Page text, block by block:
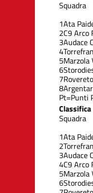
Squadra
1Ata
2C9 Arco
3Audace
4
5Marzola
6
7Rovereto
8
Pt=Punti
Squadra
1Ata
2
3Audace
4C9 Arco
5Marzola
6